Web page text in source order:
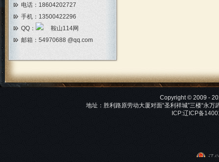
电话：18604202727
手机：13500422296
QQ：
邮箱： 54970688 @qq.com
Copyright © 2009 -
地址：胜利路原劳动大厦对面“圣利祥城”三楼“
ICP:辽ICP备
辽